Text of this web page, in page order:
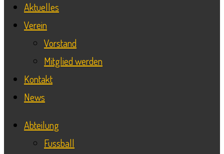
Aktuelles
Verein
Vorstand
Mitglied werden
Kontakt
News
Abteilung
Fussball